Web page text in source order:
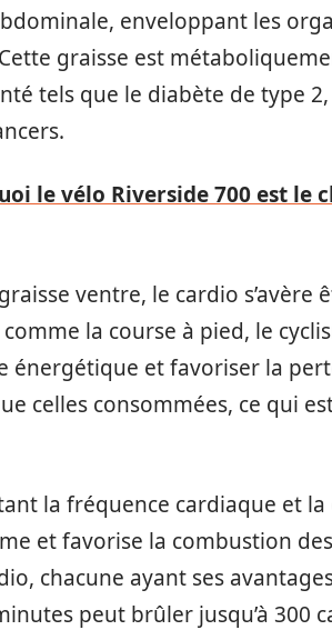
enveloppant les
graisse est
tels que le diabète de type
le vélo Riverside 700 est le
ventre, le cardio s’avère
la course à pied, le
et favoriser la
celles consommées, ce qui
la fréquence cardiaque et
et favorise la combustion
chacune ayant ses
peut brûler jusqu’à 300